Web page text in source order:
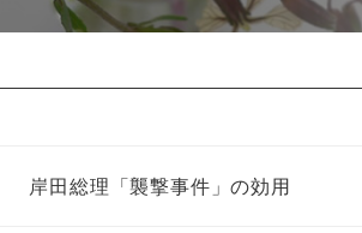
岸田総理「襲撃事件」の効用